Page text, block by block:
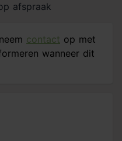
afspraak
contact op met
wanneer dit